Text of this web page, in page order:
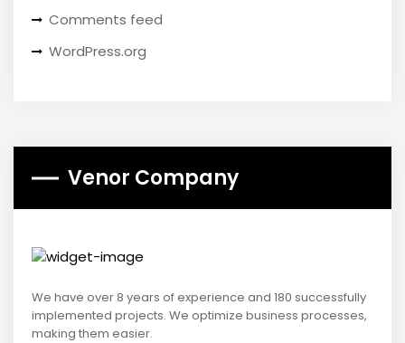
Comments feed
WordPress.org
Venor Company
We have over 8 years of experience and 180 successfully
implemented projects. We optimize business processes,
making them easier.